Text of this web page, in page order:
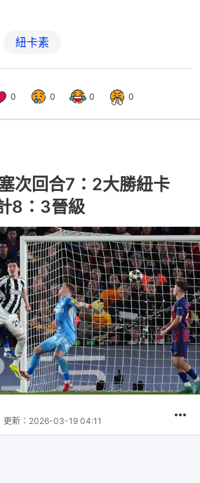
紐卡素
0 0 0 0
次回合7：2大勝紐卡
8：3晉級
更新： 2026-03-19 04:11